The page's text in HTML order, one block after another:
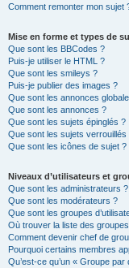
Comment remonter mon sujet
Mise en forme et types de
Que sont les BBCodes ?
Puis-je utiliser le HTML ?
Que sont les smileys ?
Puis-je publier des images ?
Que sont les annonces
Que sont les annonces ?
Que sont les sujets épinglés ?
Que sont les sujets verrouillés
Que sont les icônes de sujet ?
Niveaux d’utilisateurs et
Que sont les administrateurs ?
Que sont les modérateurs ?
Que sont les groupes
Où trouver la liste des
Comment devenir chef de
Pourquoi certains membres
Qu’est-ce qu’un « Groupe par